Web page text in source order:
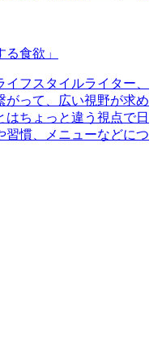
食欲」
フスタイルライター、
がって、広い視野が求め
はちょっと違う視点で日
習慣、メニューなどにつ